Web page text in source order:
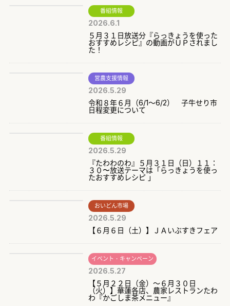
番組情報
2026.6.1
５月３１日放送分『らっきょうを使った
おすすめレシピ』の動画がＵＰされまし
た！
営農支援情報
2026.5.29
令和８年６月（6/1～6/2） 子牛せり市
日程変更について
番組情報
2026.5.29
『たわわのわ』５月３１日（日）１１：
３０〜放送テーマは「らっきょうを使っ
たおすすめレシピ 」
おいどん市場
2026.5.29
【６月６日（土）】ＪＡいぶすきフェア
イベント・キャンペーン
2026.5.27
【５月２２日（金）～６月３０日
（火）】華蓮各店、農家レストランたわ
わ『かごしま茶メニュー』